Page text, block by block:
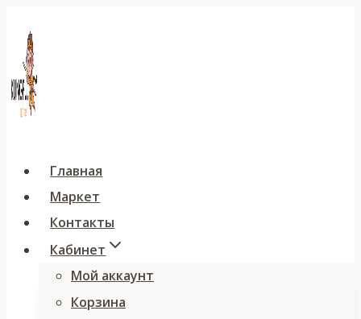
содержимому
Главная
Маркет
Контакты
Кабинет
Мой аккаунт
Корзина